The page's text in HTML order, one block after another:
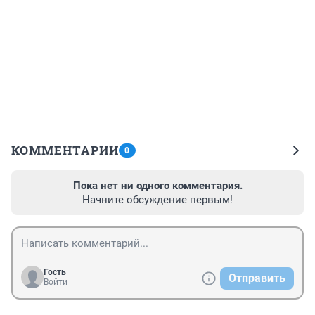
КОММЕНТАРИИ 0
Пока нет ни одного комментария.
Начните обсуждение первым!
Гость
Войти
Отправить